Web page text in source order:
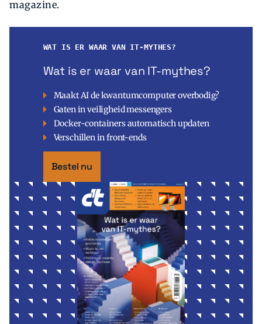
magazine.
WAT IS ER WAAR VAN IT-MYTHES?
Wat is er waar van IT-mythes?
Maakt AI de kwantumcomputer overbodig?
Gaten in veiligheid messengers
Docker-containers automatisch updaten
Verschillen in front-ends
Bestel nu